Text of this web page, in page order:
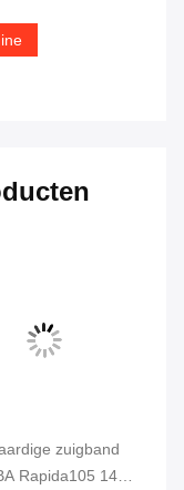
zuigband
Rapida105 142